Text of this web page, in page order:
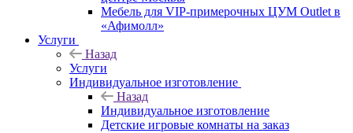
Мебель для VIP-примерочных ЦУМ Outlet в
«Афимолл»
Услуги
Назад
Услуги
Индивидуальное изготовление
Назад
Индивидуальное изготовление
Детские игровые комнаты на заказ